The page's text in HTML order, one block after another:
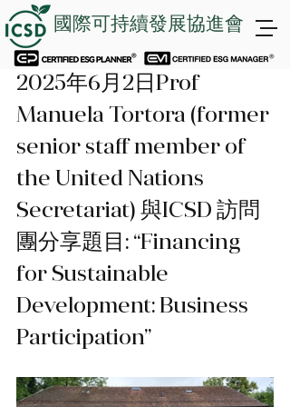
國際可持續發展協進會
2025年6月2日Prof
Manuela Tortora (former
senior staff member of
the United Nations
Secretariat) 與ICSD 訪問
團分享題目: “Financing
for Sustainable
Development: Business
Participation”